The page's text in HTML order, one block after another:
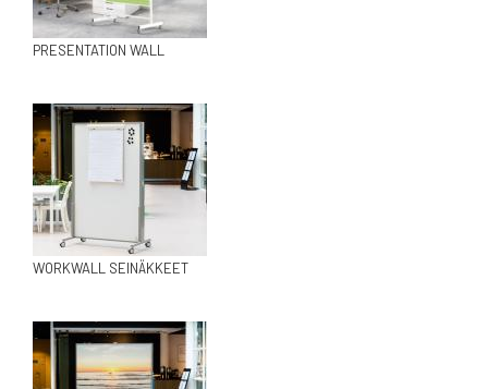
PRESENTATION WALL
WORKWALL SEINÄKKEET